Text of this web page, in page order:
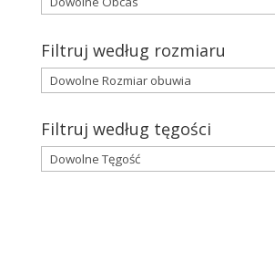
Filtruj według rozmiaru
Filtruj według tęgości